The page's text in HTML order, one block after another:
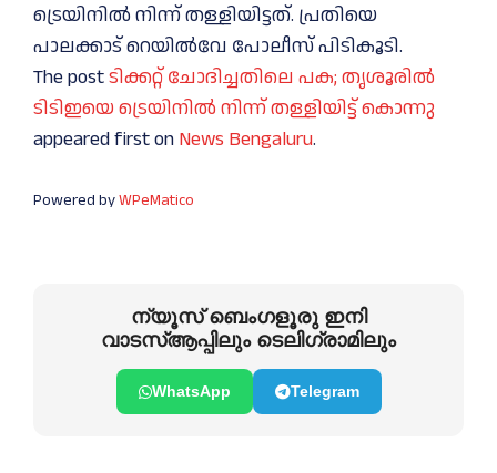
ട്രെയിനില്‍ നിന്ന് തള്ളിയിട്ടത്. പ്രതിയെ
പാലക്കാട് റെയില്‍വേ പോലീസ് പിടികൂടി.
The postടിക്കറ്റ് ചോദിച്ചതിലെ പക; തൃ​ശൂരിൽ
ടിടിഇയെ ട്രെയിനില്‍ നിന്ന് തള്ളിയിട്ട് കൊന്നു
appeared first on News Bengaluru.
Powered byWPeMatico
ന്യൂസ് ബെംഗളൂരു ഇനി
വാടസ്ആപ്പിലും ടെലിഗ്രാമിലും
WhatsApp Telegram